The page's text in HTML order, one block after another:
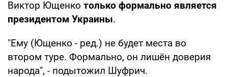
Виктор Ющенко только формально является
президентом Украины.
"Ему (Ющенко - ред.) не будет места во
втором туре. Формально, он лишён доверия
народа", - подытожил Шуфрич.